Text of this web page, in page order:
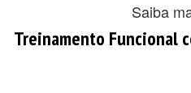
Saiba
Treinamento Funcional